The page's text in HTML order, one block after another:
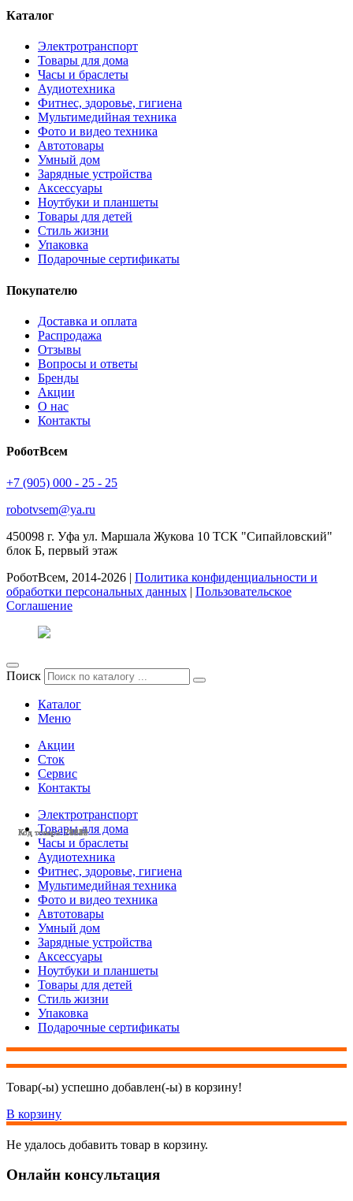
Код товара: 28040
Код товара: 27615
Код товара: 24663
Код товара: 24528
Код товара: 28529
Код товара: 28228
Код товара: 28142
Код товара: 27832
Код товара: 27612
Код товара: 26512
Каталог
Электротранспорт
Товары для дома
Часы и браслеты
Аудиотехника
Фитнес, здоровье, гигиена
Мультимедийная техника
Фото и видео техника
Автотовары
Умный дом
Зарядные устройства
Аксессуары
Ноутбуки и планшеты
Товары для детей
Стиль жизни
Упаковка
Подарочные сертификаты
Покупателю
Доставка и оплата
Распродажа
Отзывы
Вопросы и ответы
Бренды
Акции
О нас
Контакты
РоботВсем
+7 (905) 000 - 25 - 25
robotvsem@ya.ru
450098 г. Уфа ул. Маршала Жукова 10 ТСК "Сипайловский"
блок Б, первый этаж
РоботВсем, 2014-2026 | Политика конфиденциальности и
обработки персональных данных | Пользовательское
Соглашение
Поиск
Каталог
Меню
Акции
Сток
Сервис
Контакты
Электротранспорт
Товары для дома
Часы и браслеты
Аудиотехника
Фитнес, здоровье, гигиена
Мультимедийная техника
Фото и видео техника
Автотовары
Умный дом
Зарядные устройства
Аксессуары
Ноутбуки и планшеты
Товары для детей
Стиль жизни
Упаковка
Подарочные сертификаты
Товар(-ы) успешно добавлен(-ы) в корзину!
В корзину
Не удалось добавить товар в корзину.
Онлайн консультация